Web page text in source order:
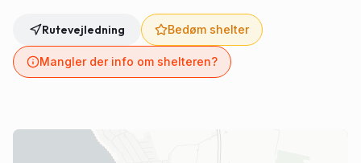
Rutevejledning Bedøm shelter
Mangler der info om shelteren?